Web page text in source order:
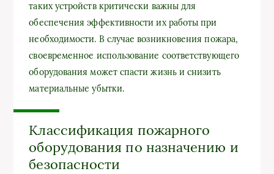
таких устройств критически важны для
обеспечения эффективности их работы при
необходимости. В случае возникновения пожара,
своевременное использование соответствующего
оборудования может спасти жизнь и снизить
материальные убытки.
Классификация пожарного
оборудования по назначению и
безопасности